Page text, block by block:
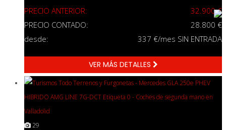
PRECIO ANTERIOR:
32.900 €
PRECIO CONTADO:
28.800 €
desde:
337 €/mes SIN ENTRADA
VER MÁS DETALLES
29